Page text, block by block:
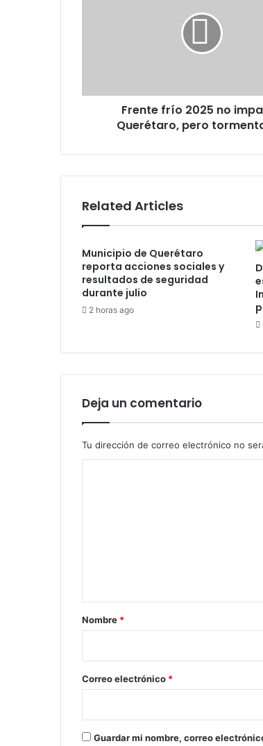
SÍ
Frente frío 2025 no
Querétaro, pero
Related Articles
Municipio de Querétaro
reporta acciones sociales y
resultados de seguridad
durante julio
2 horas ago
Deja un comentario
Tu dirección de correo electrónico no
r
*
Nombre *
Correo electrónico *
Guardar mi nombre, correo